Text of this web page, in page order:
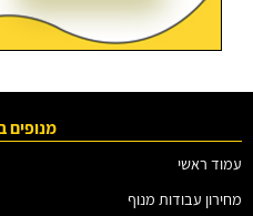
מנופים
עמוד ראשי
מחירון עבודות מנוף